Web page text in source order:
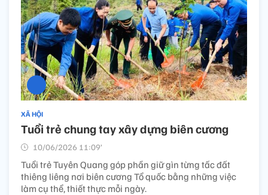
XÃ HỘI
Tuổi trẻ chung tay xây dựng biên cương
10/06/2026 11:09’
Tuổi trẻ Tuyên Quang góp phần giữ gìn từng tấc đất
thiêng liêng nơi biên cương Tổ quốc bằng những việc
làm cụ thể, thiết thực mỗi ngày.